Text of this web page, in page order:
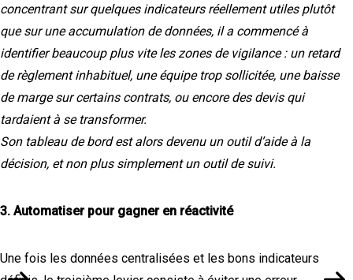
concentrant sur quelques indicateurs réellement utiles plutôt
que sur une accumulation de données, il a commencé à
identifier beaucoup plus vite les zones de vigilance : un retard
de règlement inhabituel, une équipe trop sollicitée, une baisse
de marge sur certains contrats, ou encore des devis qui
tardaient à se transformer.
Son tableau de bord est alors devenu un outil d’aide à la
décision, et non plus simplement un outil de suivi.
3. Automatiser pour gagner en réactivité
Une fois les données centralisées et les bons indicateurs